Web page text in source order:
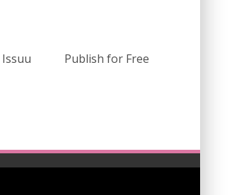
Issuu Publish for Free